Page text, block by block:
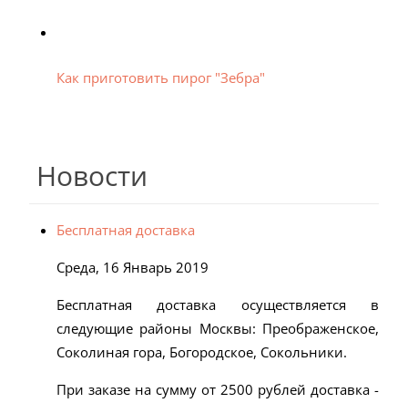
Как приготовить пирог "Зебра"
Новости
Бесплатная доставка
Среда, 16 Январь 2019
Бесплатная доставка осуществляется в
следующие районы Москвы: Преображенское,
Соколиная гора, Богородское, Сокольники.
При заказе на сумму от 2500 рублей доставка -